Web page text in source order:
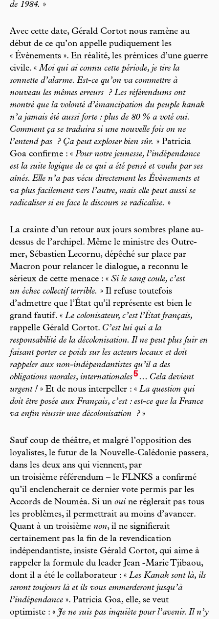
de 1984. »
Avec cette date, Gérald Cortot nous ramène au
début de ce qu’on appelle pudiquement les
« Évènements ». En réalité, les prémices d’une guerre
civile. «Moi qui ai connu cette période, je tire la
sonnette d’alarme. Est-ce qu’on va commettre à
nouveau les mêmes erreurs
? Les référendums ont
montré que la volonté d’émancipation du peuple kanak
n’a jamais été aussi forte : plus de 80 % a voté oui.
Comment ça se traduira si une nouvelle fois on ne
l’entend pas
? Ça peut exploser bien sûr. » Patricia
Goa confirme : « Pour notre jeunesse, l’indépendance
est la suite logique de ce qui a été pensé et voulu par ses
aînés. Elle n’a pas vécu directement les Évènements et
va plus facilement vers l’autre, mais elle peut aussi se
radicaliser si en face le discours se radicalise. »
La crainte d’un retour aux jours sombres plane au-
dessus de l’archipel. Même le ministre des Outre-
mer, Sébastien Lecornu, dépêché sur place par
Macron pour relancer le dialogue, a reconnu le
sérieux de cette menace : « Si le sang coule, c’est
un échec collectif terrible. » Il refuse toutefois
d’admettre que l’État qu’il représente est bien le
grand fautif. « Le colonisateur, c’est l’État français,
rappelle Gérald Cortot. C’est lui qui a la
responsabilité de la décolonisation. Il ne peut plus fuir en
faisant porter ce poids sur les acteurs locaux et doit
rappeler aux non-indépendantistes qu’il a des
obligations morales, internationales5 ... Cela devient
urgent ! » Et de nous interpeller : « La question qui
doit être posée aux Français, c’est : est-ce que la France
va enfin réussir une décolonisation
?»
Sauf coup de théâtre, et malgré l’opposition des
loyalistes, le futur de la Nouvelle-Calédonie passera,
dans les deux ans qui viennent, par
un troisième référendum – le FLNKS a confirmé
qu’il enclencherait ce dernier vote permis par les
Accords de Nouméa. Si un oui ne réglerait pas tous
les problèmes, il permettrait au moins d’avancer.
Quant à un troisième non, il ne signifierait
certainement pas la fin de la revendica tion
indépendantiste, insiste Gérald Cortot, qui aime à
rappeler la formule du leader Jean -Marie Tjibaou,
dont il a été le collaborateur : « Les Kanak sont là, ils
seront toujours là et ils vous emmerderont jusqu’à
l’indépendance ». Patricia Goa, elle, se veut
optimiste : « Je ne suis pas inquiète pour l’avenir. Il n’y